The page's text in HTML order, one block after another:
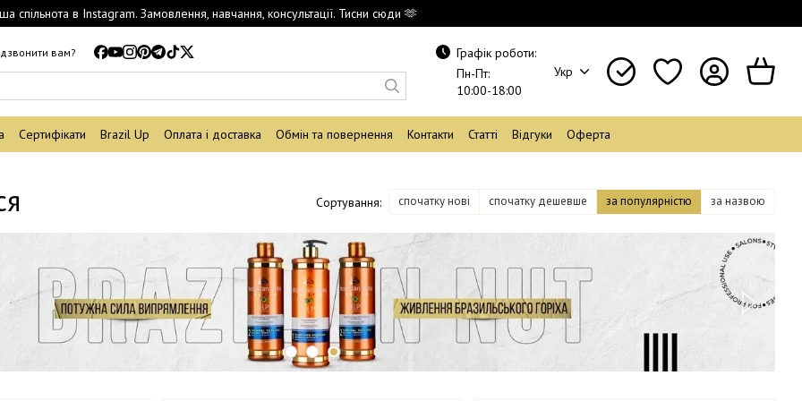
спільнота в Instagram. Замовлення, навчання, консультації. Тисни сюди 🫶
вам?
Графік роботи:
Пн-Пт:
10:00-18:00
Укр
Сертифікати Brazil Up Оплата і доставка Обмін та повернення Контакти Статті Відгуки Оферта
Сортування: спочатку нові спочатку дешевше за популярністю за назвою